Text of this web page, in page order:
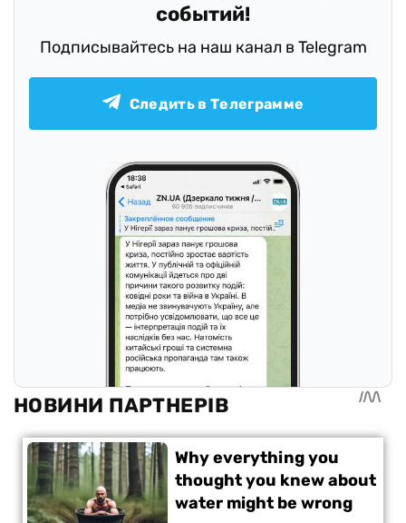
событий!
Подписывайтесь на наш канал в Telegram
Следить в Телеграмме